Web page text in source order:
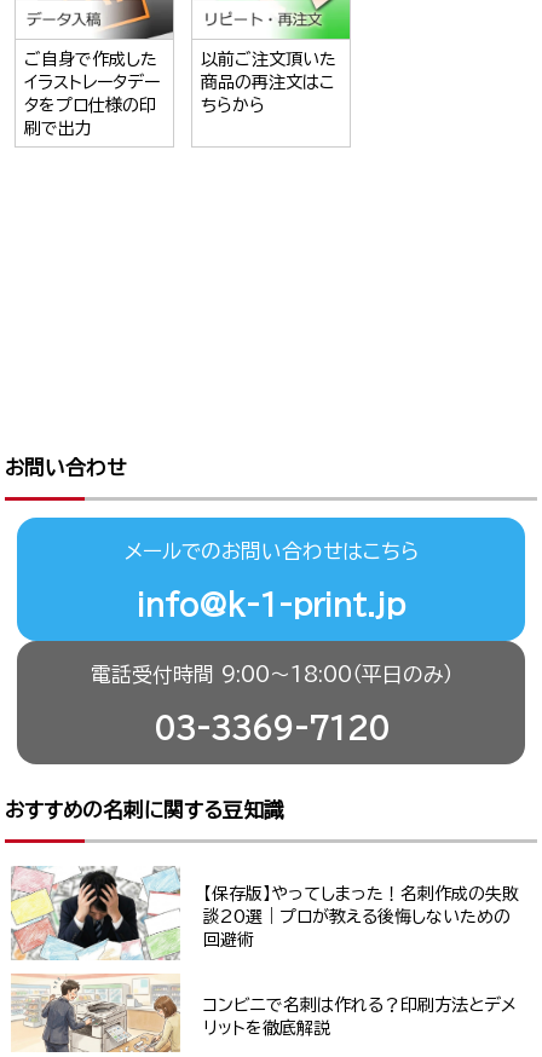
ご自身で作成した
イラストレータデー
タをプロ仕様の印
刷で出力
以前ご注文頂いた
商品の再注文はこ
ちらから
お問い合わせ
メールでのお問い合わせはこちら
info@k-1-print.jp
電話受付時間 9:00〜18:00（平日のみ）
03-3369-7120
おすすめの名刺に関する豆知識
【保存版】やってしまった！名刺作成の失敗
談20選｜プロが教える後悔しないための
回避術
コンビニで名刺は作れる？印刷方法とデメ
リットを徹底解説